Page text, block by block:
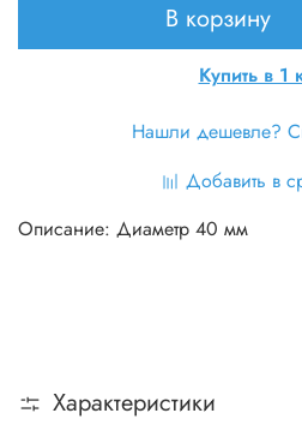
В корзину
Купить в 1
Нашли дешевле?
Добавить в
Описание: Диаметр 40 мм
Характеристики